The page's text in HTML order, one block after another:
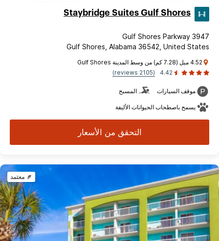
Staybridge Suites Gulf Shores
3947 Gulf Shores Parkway
Gulf Shores, Alabama 36542, United States
4.52 ميل (7.28 كم) من وسط المدينة Gulf Shores
4.42
(2105 reviews)
موقف السيارات المسبح
يسمح باصطحاب الحيوانات الأليفة
التحقق من الأسعار
معتمد